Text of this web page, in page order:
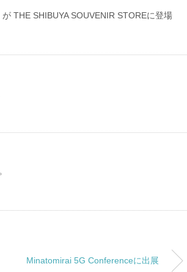
THE SHIBUYA SOUVENIR STOREに登場
Minatomirai 5G Conferenceに出展